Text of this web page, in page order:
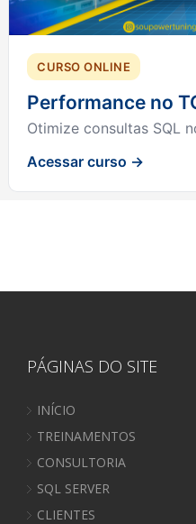
CURSO ONLINE
Performance no
Otimize consultas SQL
Acessar curso →
PÁGINAS DO SITE
INÍCIO
TREINAMENTOS
CONSULTORIA
SQL SERVER
CLIENTES